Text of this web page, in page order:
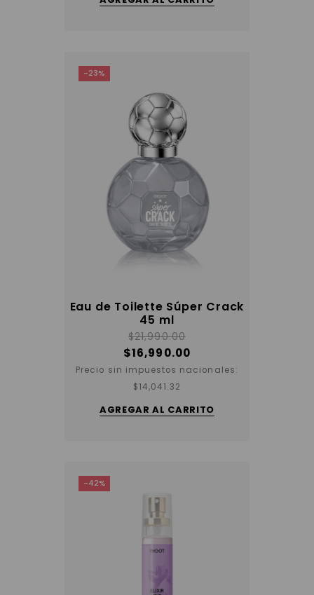
-23%
Eau de Toilette Súper Crack
45 ml
$21,990.00
$16,990.00
Precio sin impuestos nacionales:
$14,041.32
AGREGAR AL CARRITO
-42%